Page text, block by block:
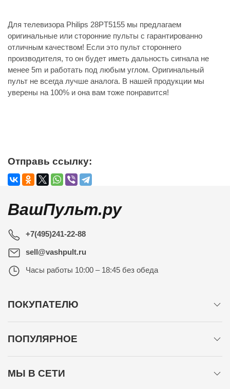
Для телевизора Philips 28PT5155 мы предлагаем
оригинальные или сторонние пульты с гарантированно
отличным качеством! Если это пульт стороннего
производителя, то он будет иметь дальность сигнала не
менее 5m и работать под любым углом. Оригинальный
пульт не всегда лучше аналога. В нашей продукции мы
уверены на 100% и она вам тоже понравится!
Отправь ссылку:
ВашПульт.ру
+7(495)241-22-88
sell@vashpult.ru
Часы работы 10:00 – 18:45 без обеда
ПОКУПАТЕЛЮ
ПОПУЛЯРНОЕ
МЫ В СЕТИ